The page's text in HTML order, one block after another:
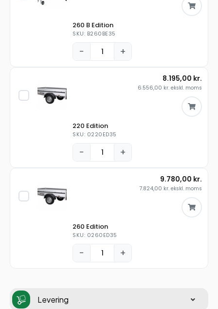
260 B Edition
SKU: B260BE35
− +
220 Edition
SKU: 0220ED35
− +
8.195,00 kr.
6.556,00 kr. ekskl. moms
260 Edition
SKU: 0260ED35
− +
9.780,00 kr.
7.824,00 kr. ekskl. moms
Levering